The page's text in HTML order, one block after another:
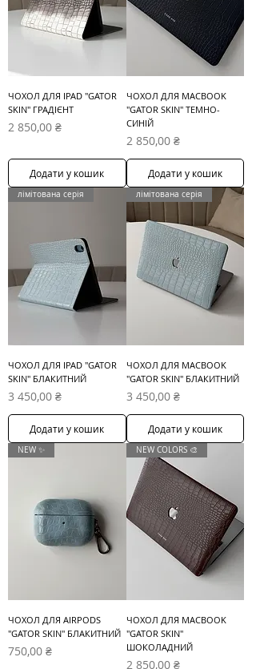
ЧОХОЛ ДЛЯ IPAD "GATOR
SKIN" ГРАДІЄНТ
Ціна
2 850,00 ₴
Додати у кошик
ЧОХОЛ ДЛЯ MACBOOK
"GATOR SKIN" ТЕМНО-
СИНІЙ
Ціна
2 850,00 ₴
Додати у кошик
лімітована серія
ЧОХОЛ ДЛЯ IPAD "GATOR
SKIN" БЛАКИТНИЙ
Ціна
3 450,00 ₴
Додати у кошик
лімітована серія
ЧОХОЛ ДЛЯ MACBOOK
"GATOR SKIN" БЛАКИТНИЙ
Ціна
3 450,00 ₴
Додати у кошик
NEW ✨
ЧОХОЛ ДЛЯ AIRPODS
"GATOR SKIN" БЛАКИТНИЙ
Ціна
750,00 ₴
NEW COLORS 🎨
ЧОХОЛ ДЛЯ MACBOOK
"GATOR SKIN"
ШОКОЛАДНИЙ
Ціна
2 850,00 ₴